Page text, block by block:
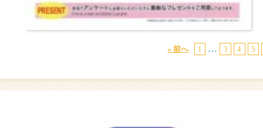
« 前へ 1 … 3 4 5